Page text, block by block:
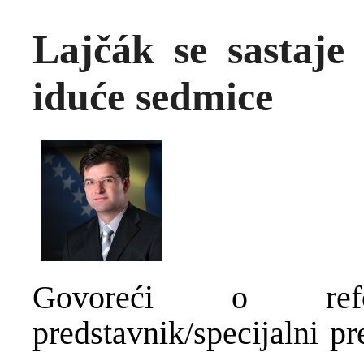
Lajčák se
iduće sedmice
Govoreći o
predstavnik/specijalni